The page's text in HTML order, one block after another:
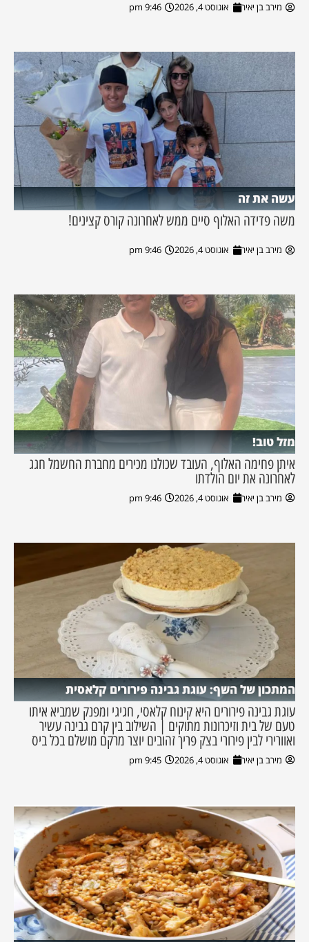
מירב בן יאיר אוגוסט 4, 2026 9:46 pm
עשה את זה
משה פדידה האלוף סיים ממש לאחרונה קורס קצינים!
מירב בן יאיר אוגוסט 4, 2026 9:46 pm
מזל טוב!
איתן פחימה האלוף, העובד שכולנו מכירים מחברת החשמל חגג
לאחרונה את יום הולדתו
מירב בן יאיר אוגוסט 4, 2026 9:46 pm
המתכון של השף: עוגת גבינה פירורים קלאסית
עוגת גבינה פירורים היא קינוח קלאסי, חגיגי ומפנק שמביא איתו
טעם של בית וזיכרונות מתוקים | השילוב בין קרם גבינה עשיר
ואוורירי לבין פירורי בצק פריך זהובים יוצר מרקם מושלם בכל ביס
מירב בן יאיר אוגוסט 4, 2026 9:45 pm